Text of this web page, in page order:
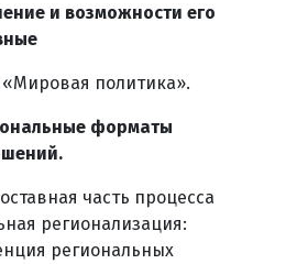
и возможности его
политика».
форматы
часть процесса
регионализация:
региональных